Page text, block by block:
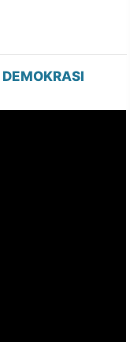
DEMOKRASI